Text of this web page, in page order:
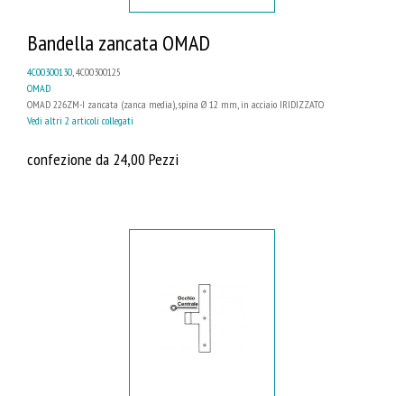
Bandella zancata OMAD
4C00300130 , 4C00300125
OMAD
OMAD 226ZM-I zancata (zanca media), spina Ø 12 mm, in acciaio IRIDIZZATO
Vedi altri 2 articoli collegati
confezione da 24,00 Pezzi